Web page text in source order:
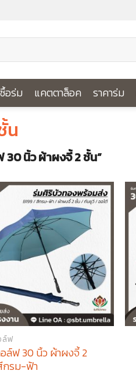
อร่ม แคตตาล็อค ราคาร่ม
น
นิ้ว ผ้าผงจี้ 2 ชั้น”
ล์ฟ
ล์ฟ 30 นิ้ว ผ้าผงจี้ 2
กรม-ฟ้า